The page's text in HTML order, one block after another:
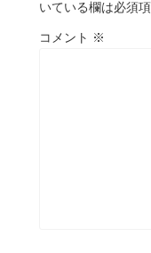
いている欄は必須
コメント ※